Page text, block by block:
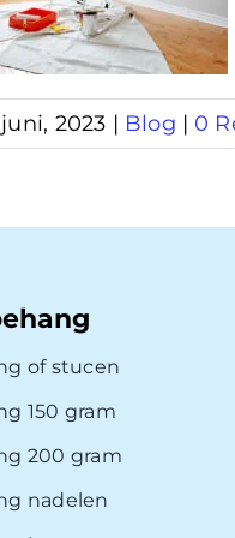
2023 | Blog | 0
of stucen
150 gram
200 gram
nadelen